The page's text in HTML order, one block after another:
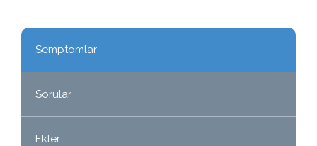
Semptomlar
Sorular
Ekler